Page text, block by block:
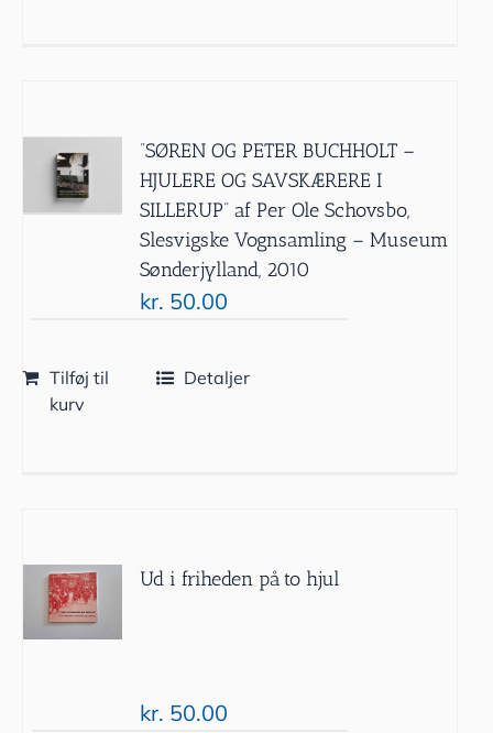
”SØREN OG PETER BUCHHOLT –
HJULERE OG SAVSKÆRERE I
SILLERUP” af Per Ole Schovsbo,
Slesvigske Vognsamling – Museum
Sønderjylland, 2010
kr. 50.00
Tilføj til
kurv
Detaljer
Ud i friheden på to hjul
kr. 50.00